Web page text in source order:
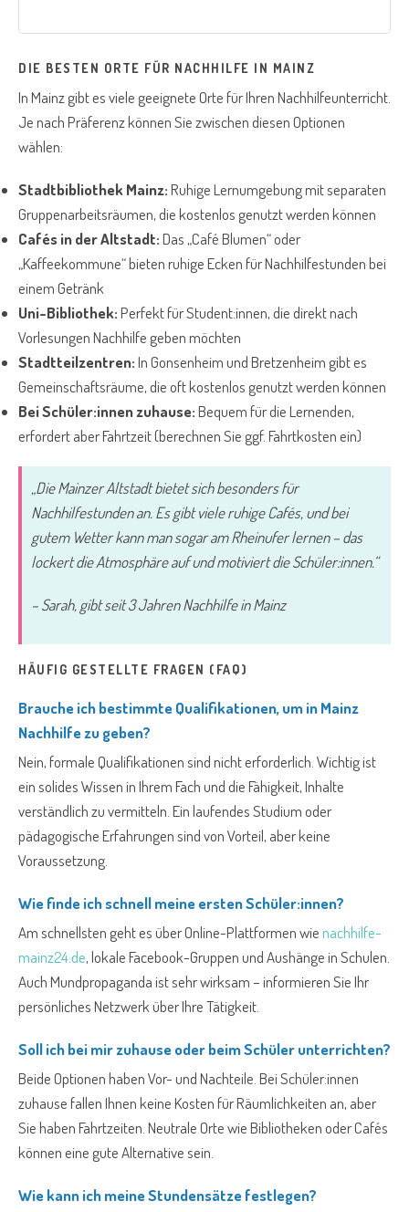
DIE BESTEN ORTE FÜR NACHHILFE IN MAINZ
In Mainz gibt es viele geeignete Orte für Ihren Nachhilfeunterricht.
Je nach Präferenz können Sie zwischen diesen Optionen
wählen:
Stadtbibliothek Mainz:Ruhige Lernumgebung mit separaten
Gruppenarbeitsräumen, die kostenlos genutzt werden können
Cafés in der Altstadt:Das „Café Blumen“ oder
„Kaffeekommune“ bieten ruhige Ecken für Nachhilfestunden bei
einem Getränk
Uni-Bibliothek:Perfekt für Student:innen, die direkt nach
Vorlesungen Nachhilfe geben möchten
Stadtteilzentren:In Gonsenheim und Bretzenheim gibt es
Gemeinschaftsräume, die oft kostenlos genutzt werden können
Bei Schüler:innen zuhause:Bequem für die Lernenden,
erfordert aber Fahrtzeit (berechnen Sie ggf. Fahrtkosten ein)
„Die Mainzer Altstadt bietet sich besonders für
Nachhilfestunden an. Es gibt viele ruhige Cafés, und bei
gutem Wetter kann man sogar am Rheinufer lernen – das
lockert die Atmosphäre auf und motiviert die Schüler:innen.“
– Sarah, gibt seit 3 Jahren Nachhilfe in Mainz
HÄUFIG GESTELLTE FRAGEN (FAQ)
Brauche ich bestimmte Qualifikationen, um in Mainz
Nachhilfe zu geben?
Nein, formale Qualifikationen sind nicht erforderlich. Wichtig ist
ein solides Wissen in Ihrem Fach und die Fähigkeit, Inhalte
verständlich zu vermitteln. Ein laufendes Studium oder
pädagogische Erfahrungen sind von Vorteil, aber keine
Voraussetzung.
Wie finde ich schnell meine ersten Schüler:innen?
Am schnellsten geht es über Online-Plattformen wienachhilfe-
mainz24.de, lokale Facebook-Gruppen und Aushänge in Schulen.
Auch Mundpropaganda ist sehr wirksam – informieren Sie Ihr
persönliches Netzwerk über Ihre Tätigkeit.
Soll ich bei mir zuhause oder beim Schüler unterrichten?
Beide Optionen haben Vor- und Nachteile. Bei Schüler:innen
zuhause fallen Ihnen keine Kosten für Räumlichkeiten an, aber
Sie haben Fahrtzeiten. Neutrale Orte wie Bibliotheken oder Cafés
können eine gute Alternative sein.
Wie kann ich meine Stundensätze festlegen?